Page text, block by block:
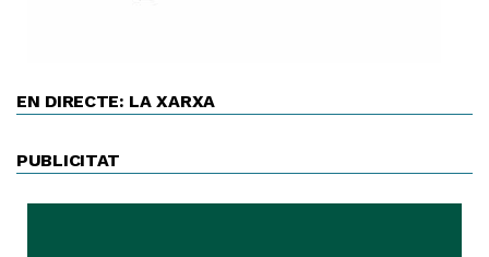
EN DIRECTE: LA XARXA
PUBLICITAT